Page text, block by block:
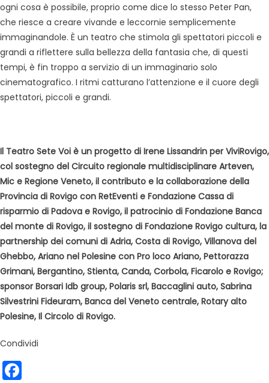
ogni cosa è possibile, proprio come dice lo stesso Peter Pan,
che riesce a creare vivande e leccornie semplicemente
immaginandole. È un teatro che stimola gli spettatori piccoli e
grandi a riflettere sulla bellezza della fantasia che, di questi
tempi, è fin troppo a servizio di un immaginario solo
cinematografico. I ritmi catturano l’attenzione e il cuore degli
spettatori, piccoli e grandi.
Il Teatro Sete Voi è un progetto di Irene Lissandrin per ViviRovigo,
col sostegno del Circuito regionale multidisciplinare Arteven,
Mic e Regione Veneto, il contributo e la collaborazione della
Provincia di Rovigo con RetEventi e Fondazione Cassa di
risparmio di Padova e Rovigo, il patrocinio di Fondazione Banca
del monte di Rovigo, il sostegno di Fondazione Rovigo cultura, la
partnership dei comuni di Adria, Costa di Rovigo, Villanova del
Ghebbo, Ariano nel Polesine con Pro loco Ariano, Pettorazza
Grimani, Bergantino, Stienta, Canda, Corbola, Ficarolo e Rovigo;
sponsor Borsari Idb group, Polaris srl, Baccaglini auto, Sabrina
Silvestrini Fideuram, Banca del Veneto centrale, Rotary alto
Polesine, Il Circolo di Rovigo.
Condividi